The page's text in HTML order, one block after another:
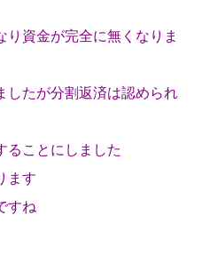
り資金が完全に無くなりま
したが分割返済は認められ
ることにしました
ます
すね